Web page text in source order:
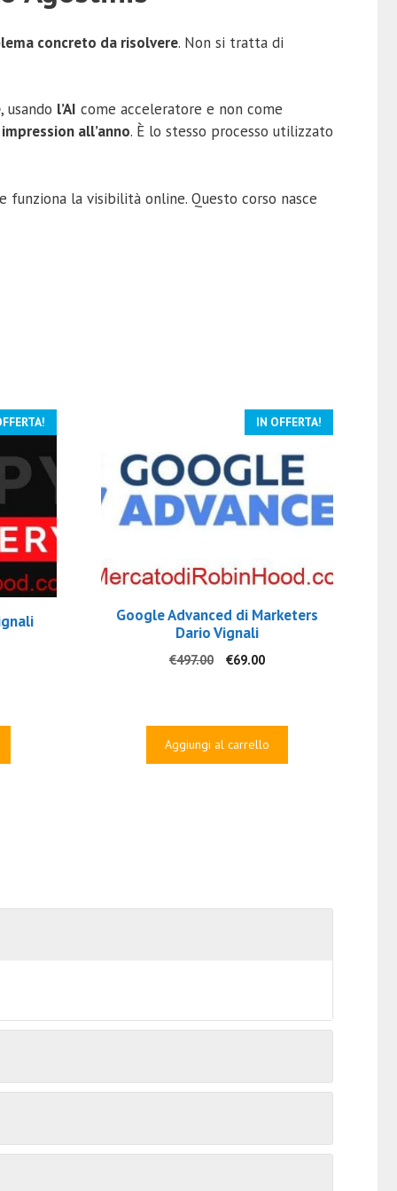
concreto da risolvere. Non si tratta di
, usando l’AI come acceleratore e non come
all’anno. È lo stesso processo utilizzato
funziona la visibilità online. Questo corso nasce
IN OFFERTA!
Google Advanced di Marketers
Dario Vignali
€497.00
Il
€69.00Il
Aggiungi al carrello